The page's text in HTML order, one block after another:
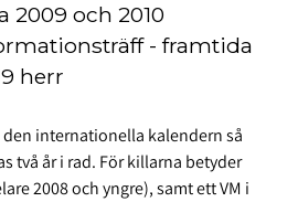
2009 och 2010
- framtida
herr
den internationella kalendern så
två år i rad. För killarna betyder
2008 och yngre), samt ett VM i